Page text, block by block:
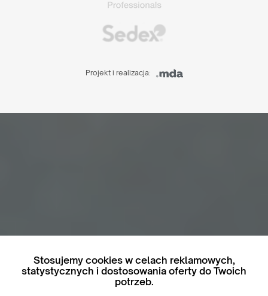
Projekt i realizacja:
Stosujemy cookies w celach reklamowych,
statystycznych i dostosowania oferty do Twoich
potrzeb.